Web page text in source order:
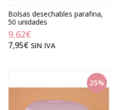
Bolsas desechables parafina,
50 unidades
9,62€
7,95€ SIN IVA
25%